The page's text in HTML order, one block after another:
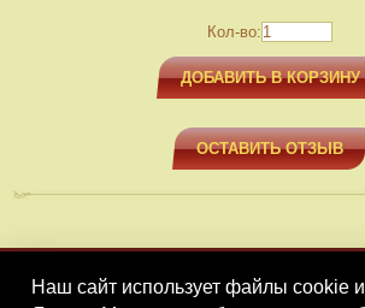
Кол-во:
ДОБАВИТЬ В КОРЗИНУ
ОСТАВИТЬ ОТЗЫВ
МЕНЮ
Наш сайт использует файлы cookie и